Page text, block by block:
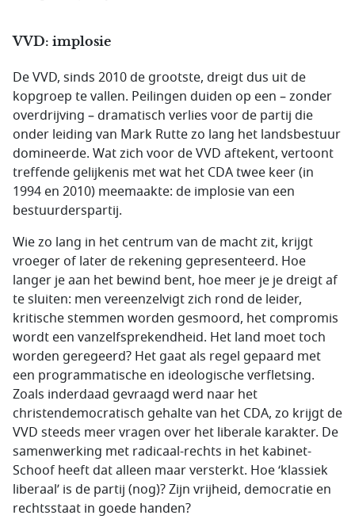
VVD: implosie
De VVD, sinds 2010 de grootste, dreigt dus uit de
kopgroep te vallen. Peilingen duiden op een – zonder
overdrijving – dramatisch verlies voor de partij die
onder leiding van Mark Rutte zo lang het landsbestuur
domineerde. Wat zich voor de VVD aftekent, vertoont
treffende gelijkenis met wat het CDA twee keer (in
1994 en 2010) meemaakte: de implosie van een
bestuurderspartij.
Wie zo lang in het centrum van de macht zit, krijgt
vroeger of later de rekening gepresenteerd. Hoe
langer je aan het bewind bent, hoe meer je je dreigt af
te sluiten: men vereenzelvigt zich rond de leider,
kritische stemmen worden gesmoord, het compromis
wordt een vanzelfsprekendheid. Het land moet toch
worden geregeerd? Het gaat als regel gepaard met
een programmatische en ideologische verfletsing.
Zoals inderdaad gevraagd werd naar het
christendemocratisch gehalte van het CDA, zo krijgt de
VVD steeds meer vragen over het liberale karakter. De
samenwerking met radicaal-rechts in het kabinet-
Schoof heeft dat alleen maar versterkt. Hoe ‘klassiek
liberaal’ is de partij (nog)? Zijn vrijheid, democratie en
rechtsstaat in goede handen?